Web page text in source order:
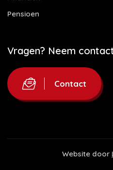
Pensioen
Vragen? Neem
Contact
Website door